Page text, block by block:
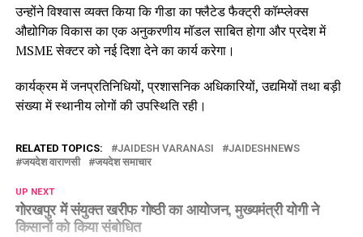
उन्होंने विश्वास व्यक्त किया कि गीडा का फ्लैटेड फैक्ट्री कॉम्प्लेक्स
औद्योगिक विकास का एक अनुकरणीय मॉडल साबित होगा और प्रदेश में
MSME सेक्टर को नई दिशा देने का कार्य करेगा।
कार्यक्रम में जनप्रतिनिधियों, प्रशासनिक अधिकारियों, उद्यमियों तथा बड़ी
संख्या में स्थानीय लोगों की उपस्थिति रही।
RELATED TOPICS: JAIDESH VARANASI
JAIDESHNEWS
जयदेश वाराणसी
जयदेश समाचार
UP NEXT
गोरखपुर में संयुक्त खरीफ गोष्ठी का आयोजन, मुख्यमंत्री योगी ने
किसानों को किया संबोधित